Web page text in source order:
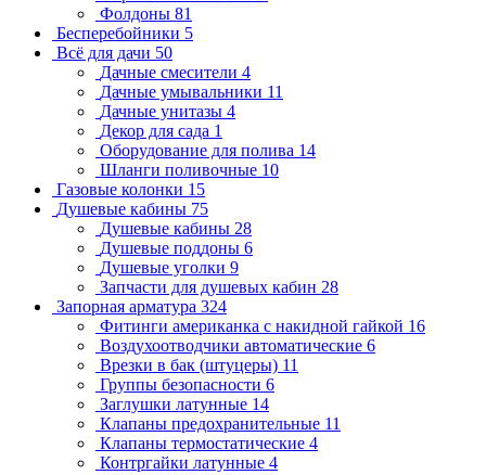
Фолдоны 81
Бесперебойники 5
Всё для дачи 50
Дачные смесители 4
Дачные умывальники 11
Дачные унитазы 4
Декор для сада 1
Оборудование для полива 14
Шланги поливочные 10
Газовые колонки 15
Душевые кабины 75
Душевые кабины 28
Душевые поддоны 6
Душевые уголки 9
Запчасти для душевых кабин 28
Запорная арматура 324
Фитинги американка с накидной гайкой 16
Воздухоотводчики автоматические 6
Врезки в бак (штуцеры) 11
Группы безопасности 6
Заглушки латунные 14
Клапаны предохранительные 11
Клапаны термостатические 4
Контргайки латунные 4